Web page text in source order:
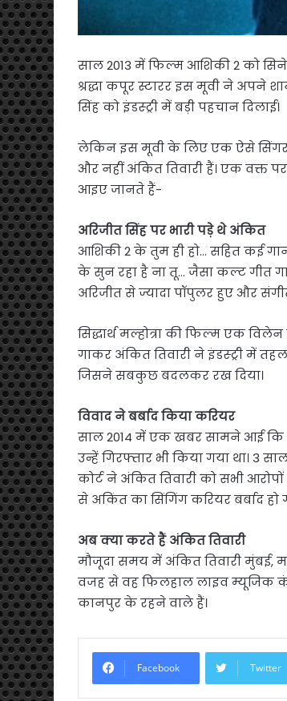
साल 2013 में फिल्म आशिकी 2 को
श्रद्धा कपूर स्टारर इस मूवी ने अपने
सिंह को इंडस्ट्री में बड़ी पहचान दिलाई।
लेकिन इस मूवी के लिए एक ऐसे सिंगर
और नहीं अंकित तिवारी हैं। एक वक्त
आइए जानते हैं-
अरिजीत सिंह पर भारी पड़े थे अंकित
आशिकी 2 के तुम ही हो… सहित कई
के सुन रहा है ना तू… जैसा कल्ट गीत
अरिजीत से ज्यादा पॉपुलर हुए और
सिद्धार्थ मल्होत्रा की फिल्म एक
गाकर अंकित तिवारी ने इंडस्ट्री में
जिसने सबकुछ बदलकर रख दिया।
विवाद ने बर्बाद किया करियर
साल 2014 में एक खबर सामने आई कि
उन्हें गिरफ्तार भी किया गया था।
कोर्ट ने अंकित तिवारी को सभी
से अकिंत का सिंगिंग करियर बर्बाद
अब क्या करते हैं अंकित तिवारी
मौजूदा समय में अंकित तिवारी मुंबई,
वजह से वह फिलहाल लाइव म्यूजिक
कानपुर के रहने वाले हैं।
Facebook Twitter